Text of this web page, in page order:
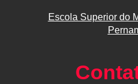
Escola Superior do